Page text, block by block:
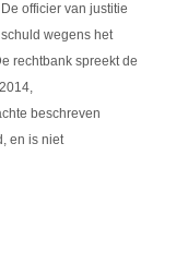
officier van justitie
wegens het
rechtbank spreekt de
beschreven
en is niet